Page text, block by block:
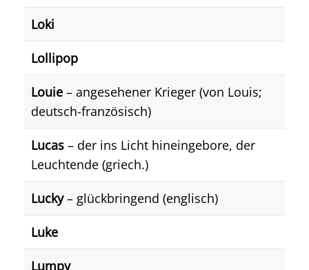
Loki
Lollipop
Louie – angesehener Krieger (von Louis;
deutsch-französisch)
Lucas – der ins Licht hineingebore, der
Leuchtende (griech.)
Lucky– glückbringend (englisch)
Luke
Lumpy